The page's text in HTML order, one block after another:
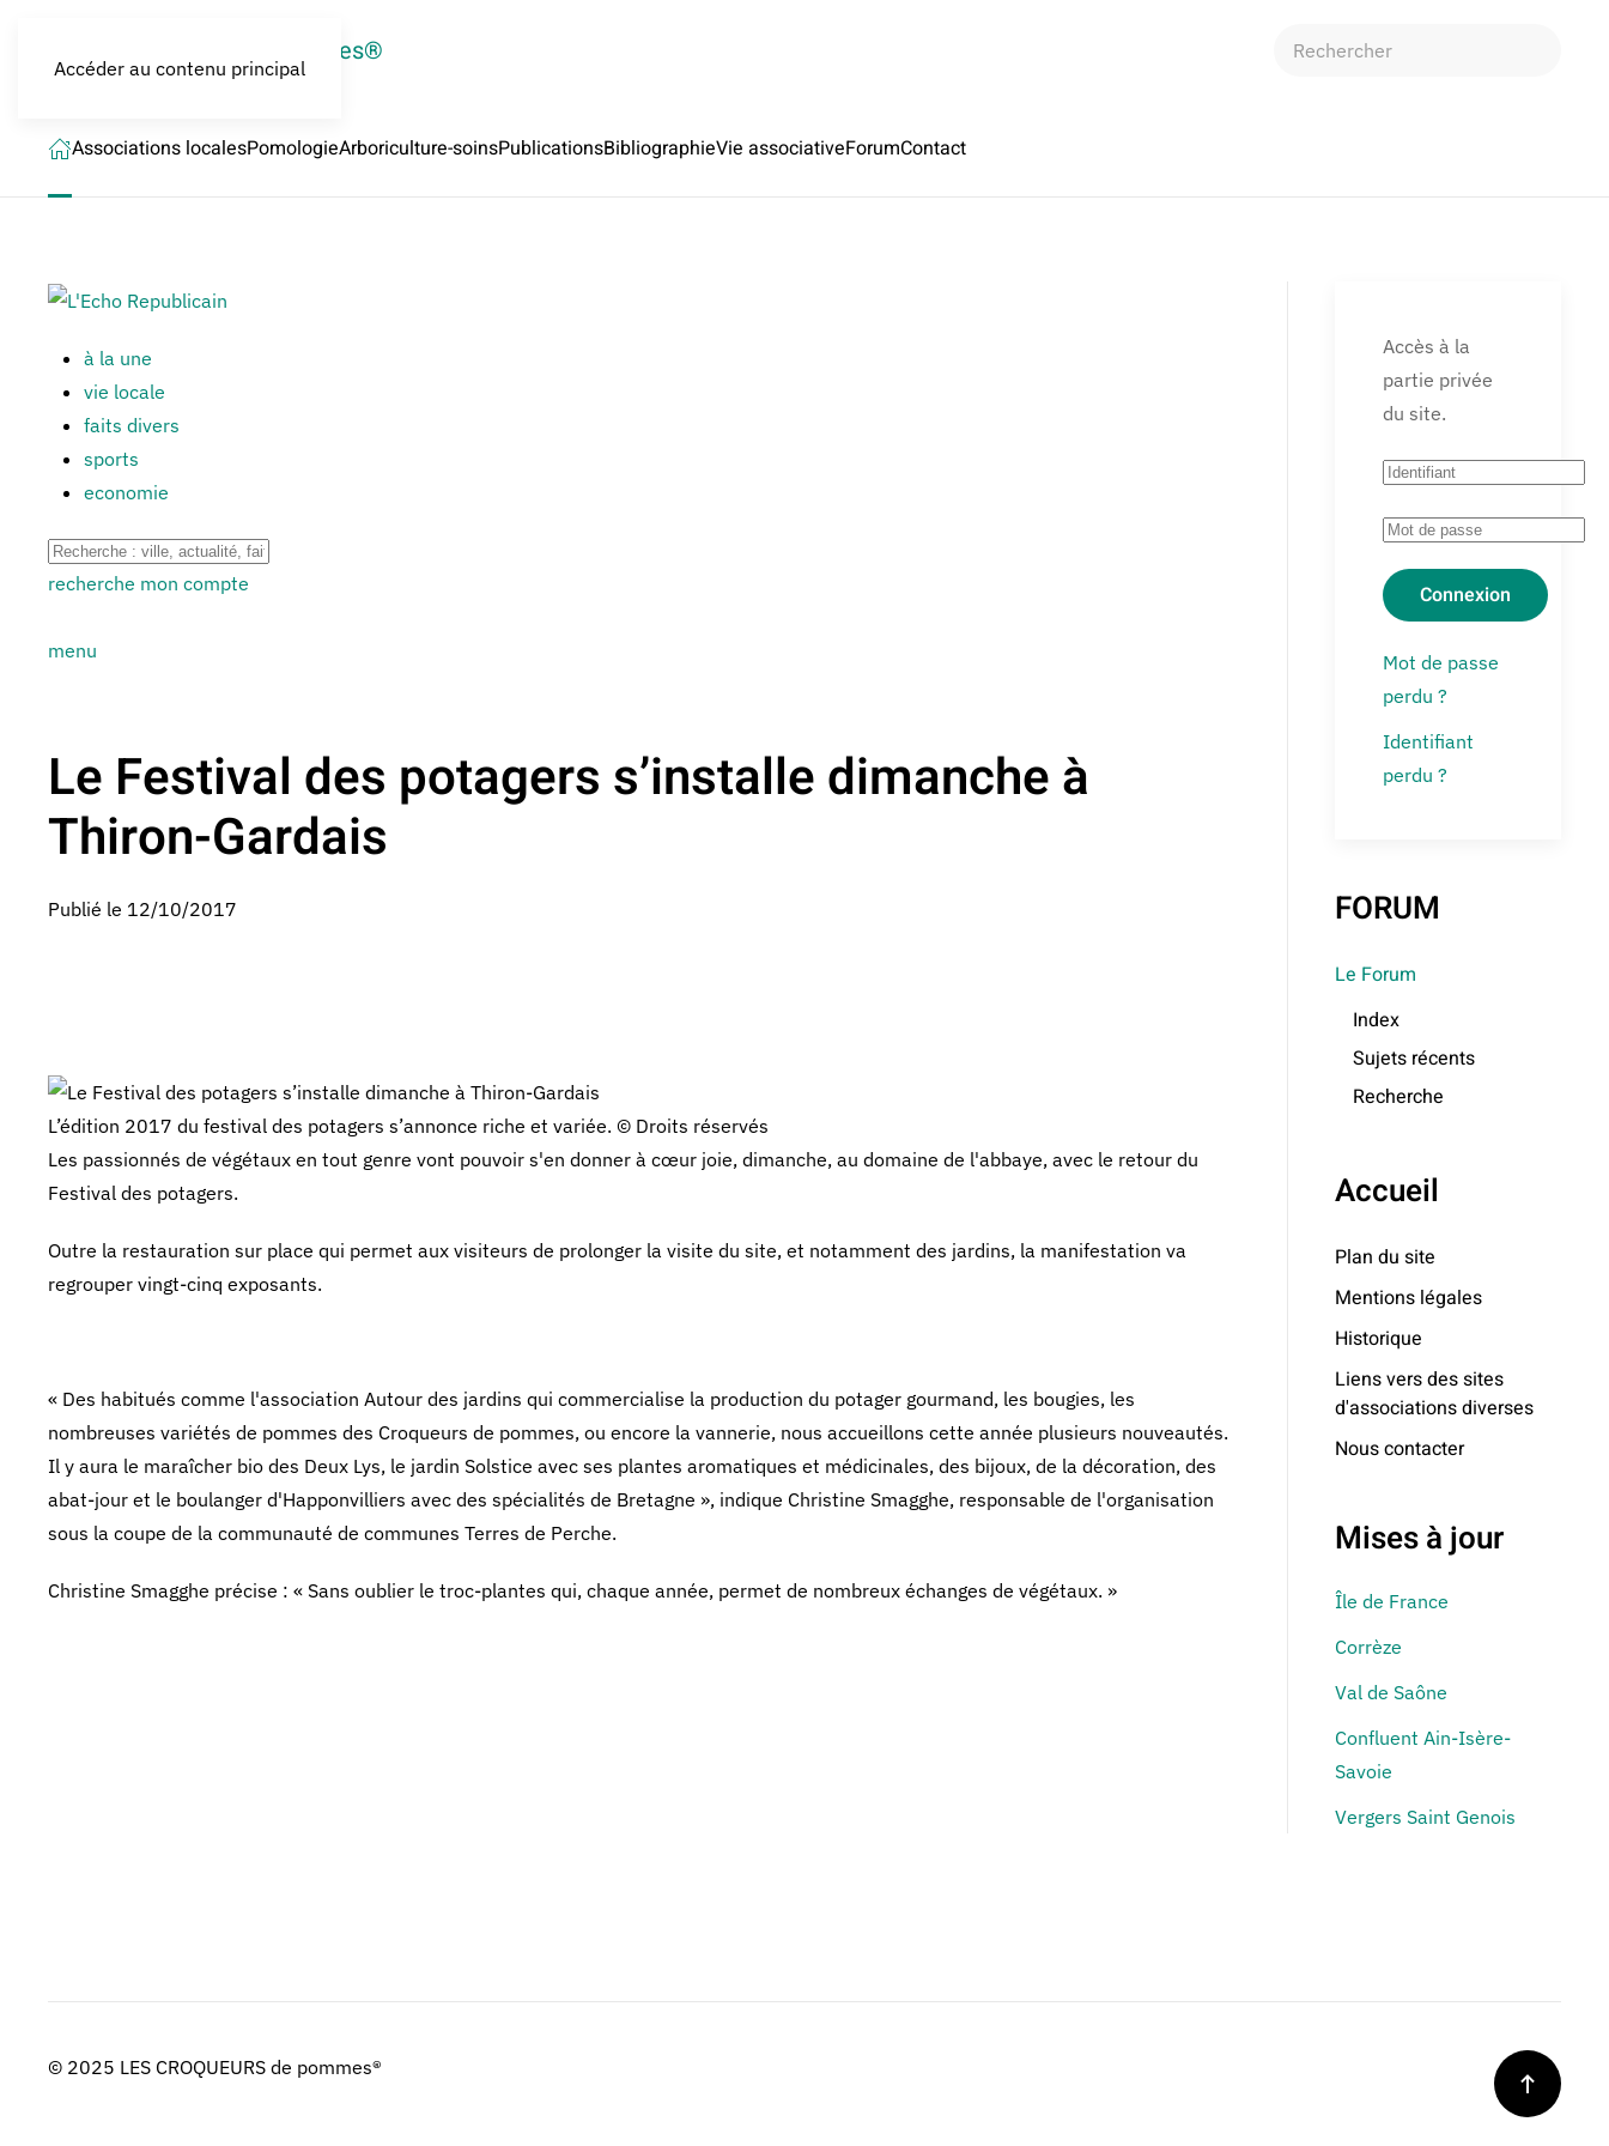
Accéder au contenu principal
LES CROQUEURS de pommes®
Associations localesPomologieArboriculture-soinsPublicationsBibliographieVie associativeForumContact
à la une
vie locale
faits divers
sports
economie
recherche mon compte
menu
Le Festival des potagers s’installe dimanche à
Thiron-Gardais
Publié le 12/10/2017
L’édition 2017 du festival des potagers s’annonce riche et variée. © Droits réservés
Les passionnés de végétaux en tout genre vont pouvoir s'en donner à cœur joie, dimanche, au domaine de l'abbaye, avec le retour du
Festival des potagers.
Outre la restauration sur place qui permet aux visiteurs de prolonger la visite du site, et notamment des jardins, la manifestation va
regrouper vingt-cinq exposants.
« Des habitués comme l'association Autour des jardins qui commercialise la production du potager gourmand, les bougies, les
nombreuses variétés de pommes des Croqueurs de pommes, ou encore la vannerie, nous accueillons cette année plusieurs nouveautés.
Il y aura le maraîcher bio des Deux Lys, le jardin Solstice avec ses plantes aromatiques et médicinales, des bijoux, de la décoration, des
abat-jour et le boulanger d'Happonvilliers avec des spécialités de Bretagne », indique Christine Smagghe, responsable de l'organisation
sous la coupe de la communauté de communes Terres de Perche.
Christine Smagghe précise : « Sans oublier le troc-plantes qui, chaque année, permet de nombreux échanges de végétaux. »
Accès à la
partie privée
du site.
Connexion
Mot de passe
perdu ?
Identifiant
perdu ?
FORUM
Le Forum
Index
Sujets récents
Recherche
Accueil
Plan du site
Mentions légales
Historique
Liens vers des sites
d'associations diverses
Nous contacter
Mises à jour
Île de France
Corrèze
Val de Saône
Confluent Ain-Isère-
Savoie
Vergers Saint Genois
© 2025 LES CROQUEURS de pommes®